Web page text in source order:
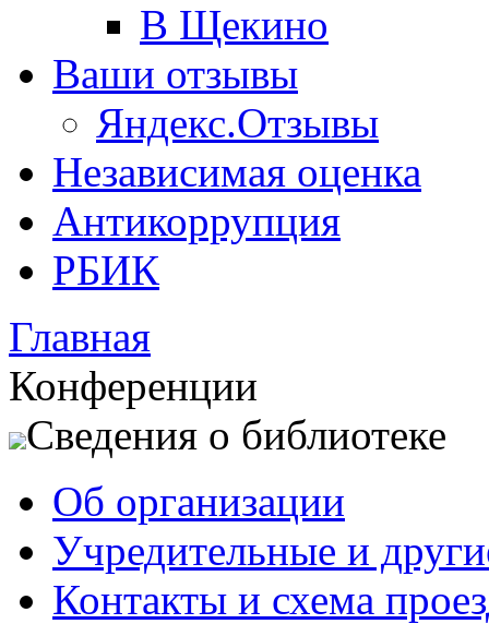
В Щекино
Ваши отзывы
Яндекс.Отзывы
Независимая оценка
Антикоррупция
РБИК
Главная
Конференции
Сведения о библиотеке
Об организации
Учредительные и
Контакты и схема